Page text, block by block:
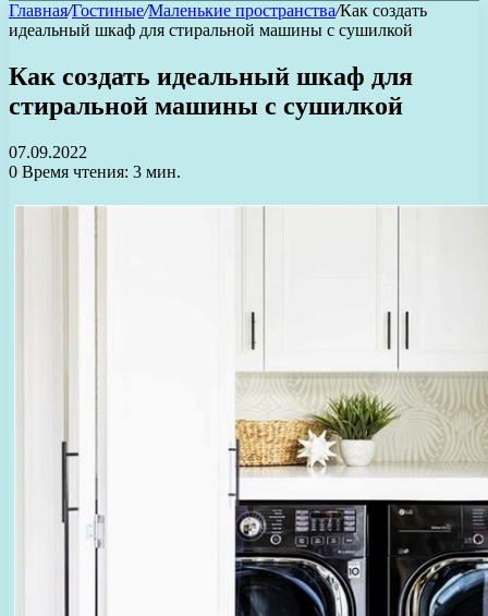
Главная/Гостиные/Маленькие пространства/Как создать
идеальный шкаф для стиральной машины с сушилкой
Как создать идеальный шкаф для
стиральной машины с сушилкой
07.09.2022
0 Время чтения: 3 мин.